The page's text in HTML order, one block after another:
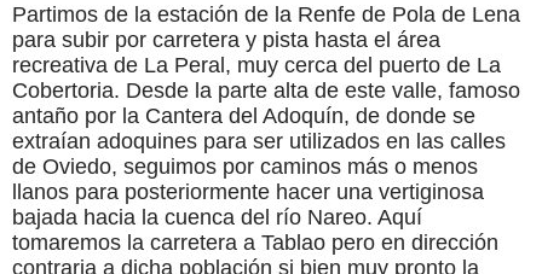
Partimos de la estación de la Renfe de Pola de Lena
para subir por carretera y pista hasta el área
recreativa de La Peral, muy cerca del puerto de La
Cobertoria. Desde la parte alta de este valle, famoso
antaño por la Cantera del Adoquín, de donde se
extraían adoquines para ser utilizados en las calles
de Oviedo, seguimos por caminos más o menos
llanos para posteriormente hacer una vertiginosa
bajada hacia la cuenca del río Nareo. Aquí
tomaremos la carretera a Tablao pero en dirección
contraria a dicha población si bien muy pronto la